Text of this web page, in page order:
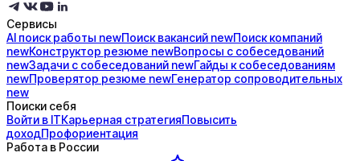
Сервисы
AI поискработы newПоисквакансий newПоисккомпаний
newКонструктор резюме newВопросы с собеседований
newЗадачи с собеседований newГайды ксобеседованиям
newПроверятор резюме newГенератор сопроводительных
new
Поиски себя
Войти в ITКарьерная стратегияПовысить
доходПрофориентация
Работа в России